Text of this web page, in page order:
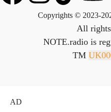
Copyrights © 2023-
All rights
NOTE.radio is
TM
AD